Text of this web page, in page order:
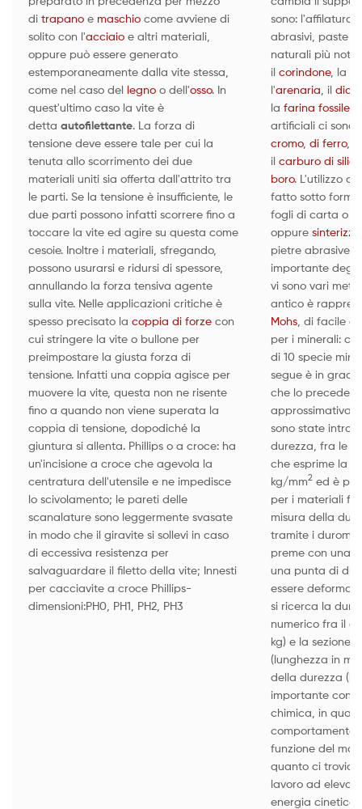
di trapanoe maschiocome avviene di
solito con l'acciaioe altri materiali,
oppure può essere generato
estemporaneamente dalla vite stessa,
come nel caso del legnoo dell'osso. In
quest'ultimo caso la vite è
detta autofilettante. La forza di
tensione deve essere tale per cui la
tenuta allo scorrimento dei due
materiali uniti sia offerta dall'attrito tra
le parti. Se la tensione è insufficiente, le
due parti possono infatti scorrere fino a
toccare la vite ed agire su questa come
cesoie. Inoltre i materiali, sfregando,
possono usurarsi e ridursi di spessore,
annullando la forza tensiva agente
sulla vite. Nelle applicazioni critiche è
spesso precisato la coppia di forzecon
cui stringere la vite o bullone per
preimpostare la giusta forza di
tensione. Infatti una coppia agisce per
muovere la vite, questa non ne risente
fino a quando non viene superata la
coppia di tensione, dopodiché la
giuntura si allenta. Phillips o a croce: ha
un'incisione a croce che agevola la
centratura dell'utensile e ne impedisce
lo scivolamento; le pareti delle
scanalature sono leggermente svasate
in modo che il giravite si sollevi in caso
di eccessiva resistenza per
salvaguardare il filetto della vite; Innesti
per cacciavite a croce Phillips-
dimensioni:PH0, PH1, PH2, PH3
sono: l'affilatura,
abrasivi, paste
naturali più noti
il corindone, la
l'arenaria , il
la farina fossile,
artificiali ci sono
cromo, di ferro, l'
il carburo di
boro. L'utilizzo
fatto sotto
fogli di carta o
oppure
pietre abrasive.
importante
vi sono vari
antico è
Mohs, di facile
per i minerali:
di 10 specie
segue è in
che lo precede.
approssimativa
sono state
durezza, fra le
che esprime la
kg/mm2ed è
per i materiali
misura della
tramite i
preme con una
una punta di
essere
si ricerca la
numerico fra il
kg) e la sezione
(lunghezza in
della durezza
importante
chimica, in
comportamento
funzione del
quanto ci
lavoro ad
energia cinetica